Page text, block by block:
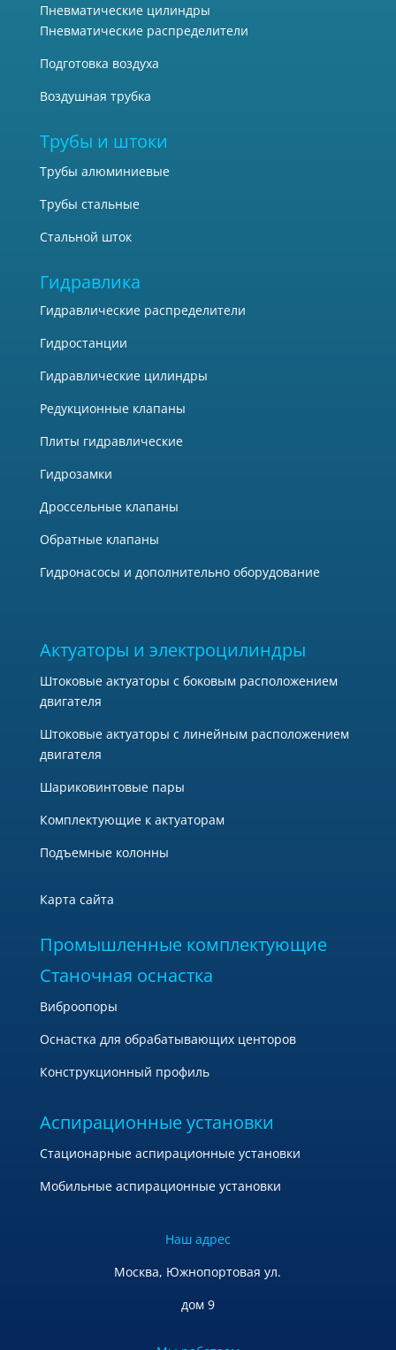
Пневматические цилиндры
Пневматические распределители
Подготовка воздуха
Воздушная трубка
Трубы и штоки
Трубы алюминиевые
Трубы стальные
Стальной шток
Гидравлика
Гидравлические распределители
Гидростанции
Гидравлические цилиндры
Редукционные клапаны
Плиты гидравлические
Гидрозамки
Дроссельные клапаны
Обратные клапаны
Гидронасосы и дополнительно оборудование
Актуаторы и электроцилиндры
Штоковые актуаторы с боковым расположением
двигателя
Штоковые актуаторы с линейным расположением
двигателя
Шариковинтовые пары
Комплектующие к актуаторам
Подъемные колонны
Карта сайта
Промышленные комплектующие
Станочная оснастка
Виброопоры
Оснастка для обрабатывающих центоров
Конструкционный профиль
Аспирационные установки
Стационарные аспирационные установки
Мобильные аспирационные установки
Наш адрес
Москва, Южнопортовая ул.
дом 9